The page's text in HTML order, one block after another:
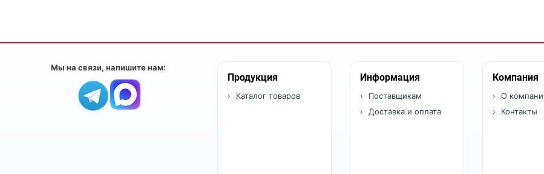
Мы на связи, напишите нам:
Продукция
Каталог товаров
Информация
Поставщикам
Доставка и оплата
Компания
О
Контакты